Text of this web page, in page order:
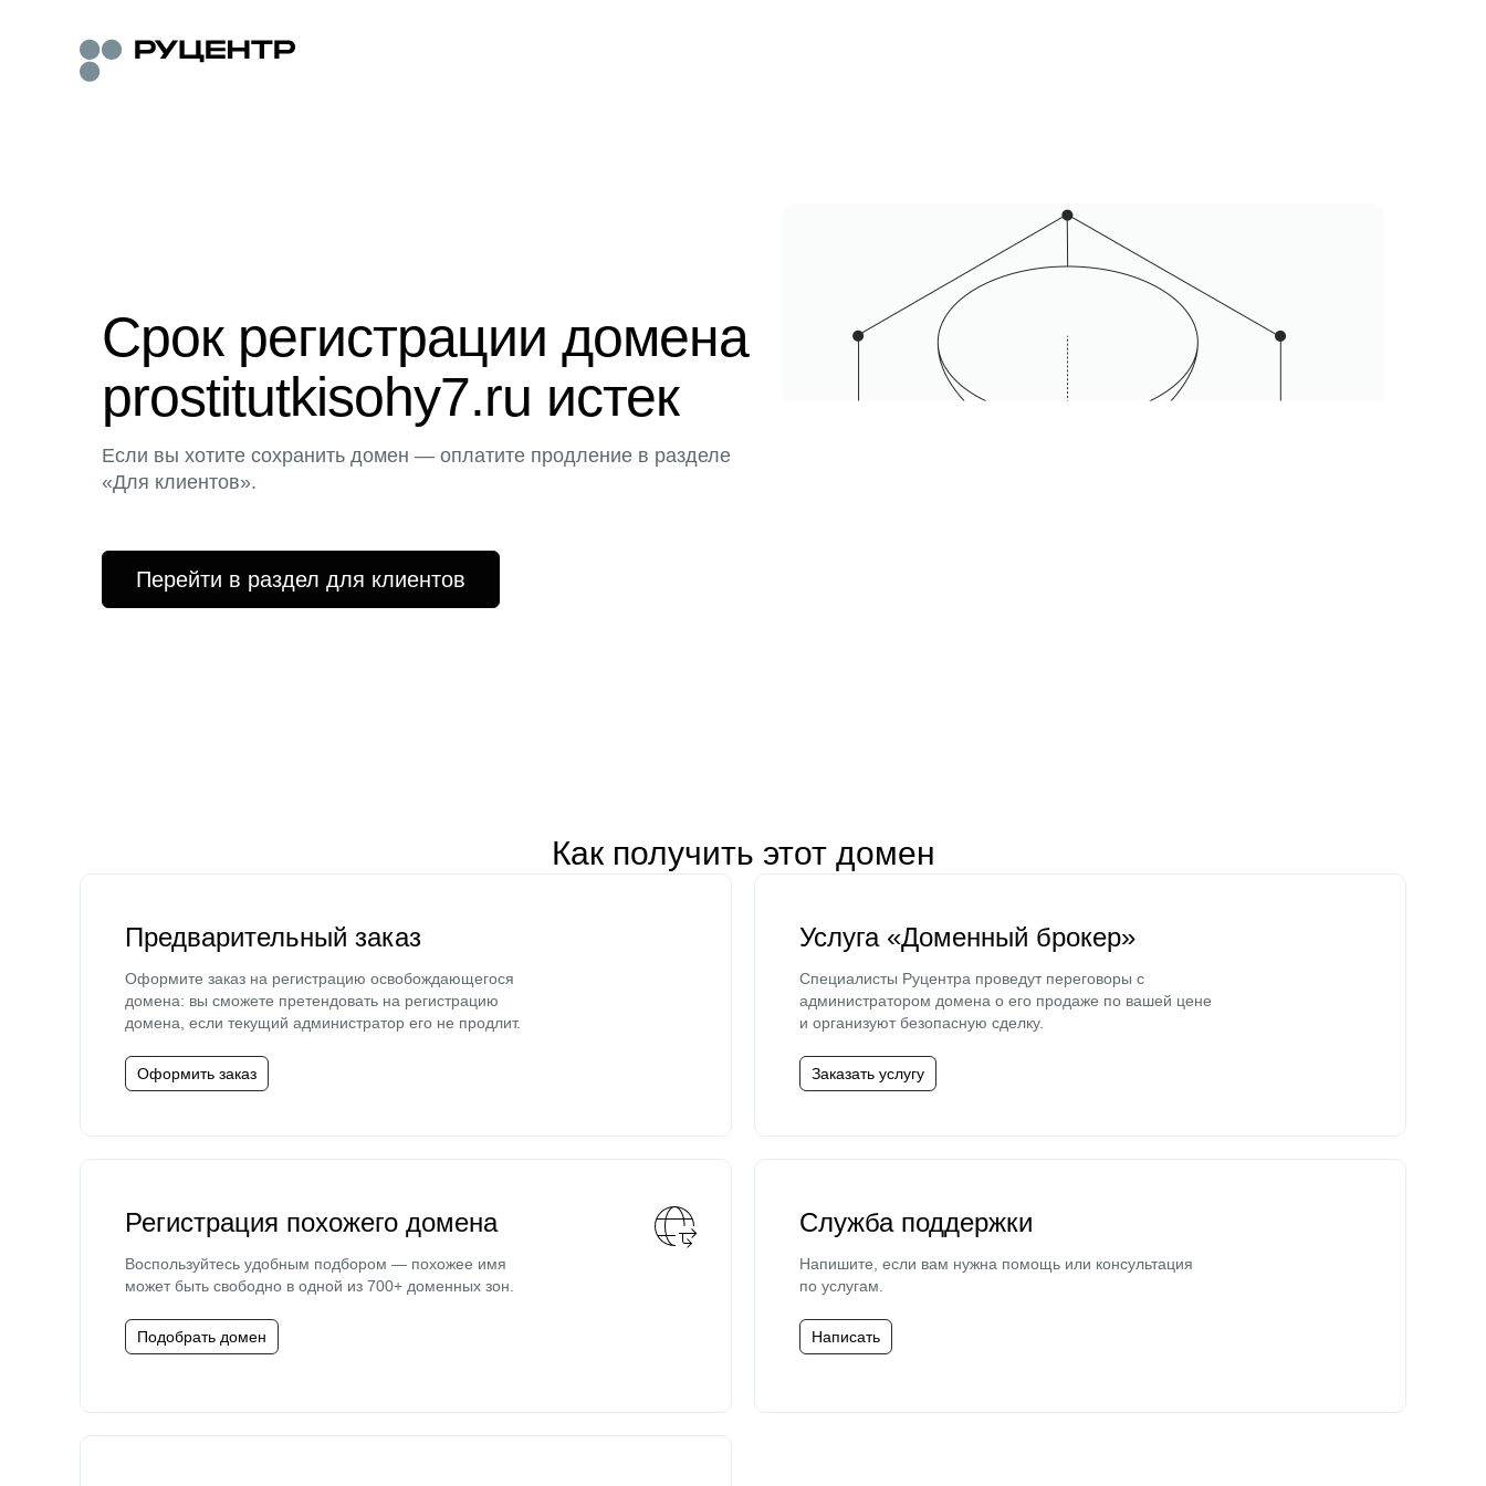
Срок регистрации домена
prostitutkisohy7.ru истек
Если вы хотите сохранить домен — оплатите продление в разделе
«Для клиентов».
Перейти в раздел для клиентов
Как получить этот домен
Предварительный заказ
Оформите заказ на регистрацию освобождающегося
домена: вы сможете претендовать на регистрацию
домена, если текущий администратор его не продлит.
Оформить заказ
Услуга «Доменный брокер»
Специалисты Руцентра проведут переговоры с
администратором домена о его продаже по вашей цене
и организуют безопасную сделку.
Заказать услугу
Регистрация похожего домена
Воспользуйтесь удобным подбором — похожее имя
может быть свободно в одной из 700+ доменных зон.
Подобрать домен
Служба поддержки
Напишите, если вам нужна помощь или консультация
по услугам.
Написать